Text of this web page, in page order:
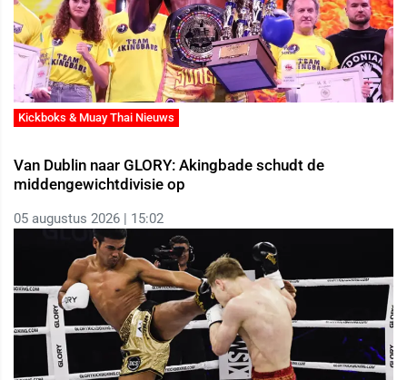
Kickboks & Muay Thai Nieuws
Van Dublin naar GLORY: Akingbade schudt de
middengewichtdivisie op
05 augustus 2026 | 15:02